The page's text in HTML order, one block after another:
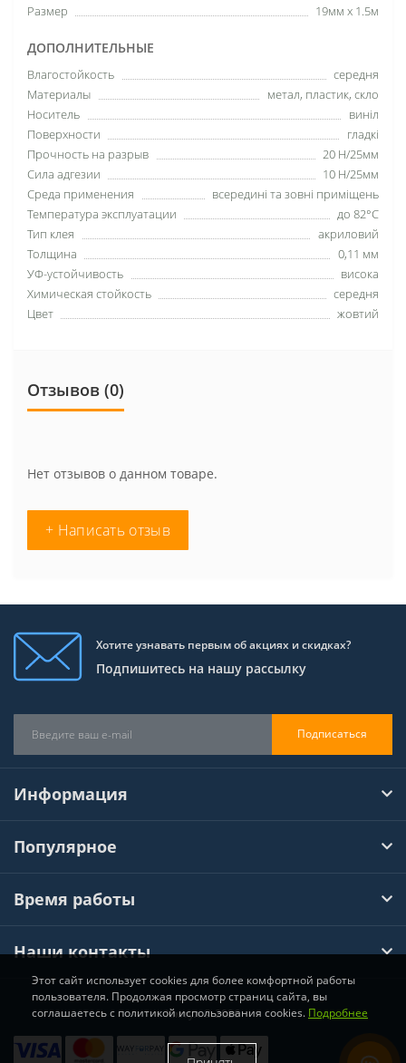
Размер
19мм х 1.5м
ДОПОЛНИТЕЛЬНЫЕ
Влагостойкость
середня
Материалы
метал, пластик, скло
Носитель
виніл
Поверхности
гладкі
Прочность на разрыв
20 Н/25мм
Сила адгезии
10 Н/25мм
Среда применения
всередині та зовні приміщень
Температура эксплуатации
до 82°C
Тип клея
акриловий
Толщина
0,11 мм
УФ-устойчивость
висока
Химическая стойкость
середня
Цвет
жовтий
Отзывов (0)
Нет отзывов о данном товаре.
+ Написать отзыв
Хотите узнавать первым об акциях и скидках?
Подпишитесь на нашу рассылку
Подписаться
Информация
Популярное
Время работы
Наши контакты
Хімтул © 2026
Этот сайт использует cookies для более комфортной работы
пользователя. Продолжая просмотр страниц сайта, вы
соглашаетесь с политикой использования cookies. Подробнее